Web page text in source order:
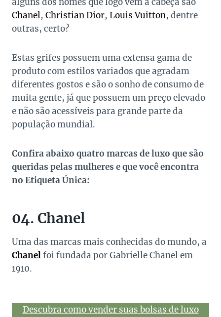
Chanel, Christian Dior, Louis Vuitton, dentre
outras, certo?
Estas grifes possuem uma extensa gama de
produto com estilos variados que agradam
diferentes gostos e são o sonho de consumo de
muita gente, já que possuem um preço elevado
e não são acessíveis para grande parte da
população mundial.
Confira abaixo quatro marcas de luxo que são
queridas pelas mulheres e que você encontra
no Etiqueta Única:
04. Chanel
Uma das marcas mais conhecidas do mundo, a
Chanelfoi fundada por Gabrielle Chanel em
1910.
Descubra como vender suas bolsas de luxo